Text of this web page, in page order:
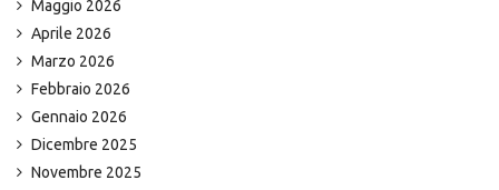
Maggio 2026
Aprile 2026
Marzo 2026
Febbraio 2026
Gennaio 2026
Dicembre 2025
Novembre 2025